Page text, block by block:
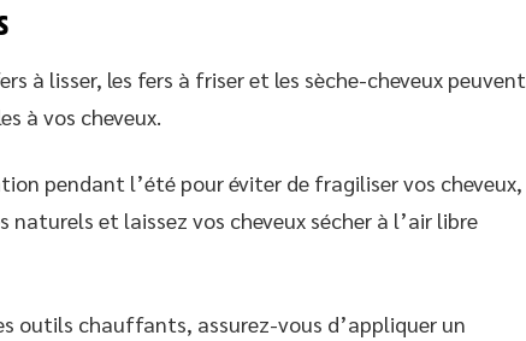
à lisser, les fers à friser et les sèche-cheveux peuvent
à vos cheveux.
pendant l’été pour éviter de fragiliser vos cheveux,
et laissez vos cheveux sécher à l’air libre
outils chauffants, assurez-vous d’appliquer un